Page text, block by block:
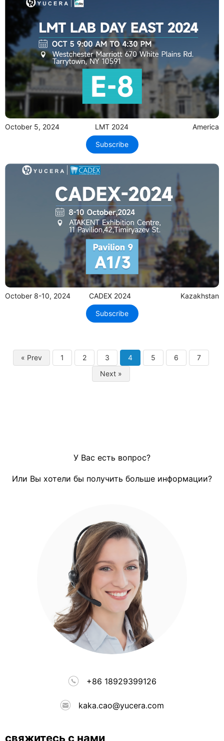
October 5, 2024 LMT 2024 America
Subscribe
October 8-10, 2024 CADEX 2024 Kazakhstan
Subscribe
« Prev 1 2 3 4 5 6
7
Next »
У Вас есть вопрос?
Или Вы хотели бы получить больше информации?
+86 18929399126
kaka.cao@yucera.com
свяжитесь с нами